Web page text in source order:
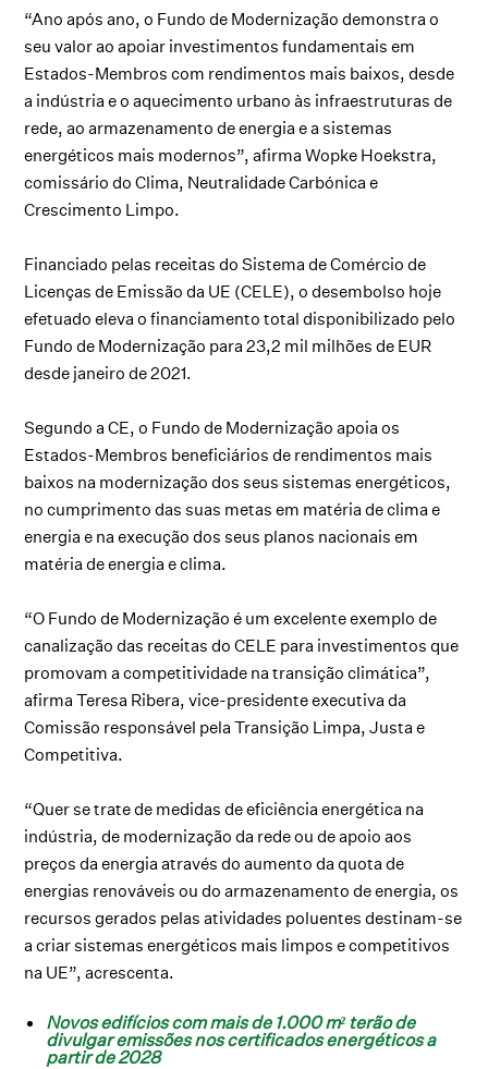
“Ano após ano, o Fundo de Modernização demonstra o
seu valor ao apoiar investimentos fundamentais em
Estados-Membros com rendimentos mais baixos, desde
a indústria e o aquecimento urbano às infraestruturas de
rede, ao armazenamento de energia e a sistemas
energéticos mais modernos”, afirma Wopke Hoekstra,
comissário do Clima, Neutralidade Carbónica e
Crescimento Limpo.
Financiado pelas receitas do Sistema de Comércio de
Licenças de Emissão da UE (CELE), o desembolso hoje
efetuado eleva o financiamento total disponibilizado pelo
Fundo de Modernização para 23,2 mil milhões de EUR
desde janeiro de 2021.
Segundo a CE, o Fundo de Modernização apoia os
Estados-Membros beneficiários de rendimentos mais
baixos na modernização dos seus sistemas energéticos,
no cumprimento das suas metas em matéria de clima e
energia e na execução dos seus planos nacionais em
matéria de energia e clima.
“O Fundo de Modernização é um excelente exemplo de
canalização das receitas do CELE para investimentos que
promovam a competitividade na transição climática”,
afirma Teresa Ribera, vice-presidente executiva da
Comissão responsável pela Transição Limpa, Justa e
Competitiva.
“Quer se trate de medidas de eficiência energética na
indústria, de modernização da rede ou de apoio aos
preços da energia através do aumento da quota de
energias renováveis ou do armazenamento de energia, os
recursos gerados pelas atividades poluentes destinam-se
a criar sistemas energéticos mais limpos e competitivos
na UE”, acrescenta.
Novos edifícios com mais de 1.000 m² terão de
divulgar emissões nos certificados energéticos a
partir de 2028